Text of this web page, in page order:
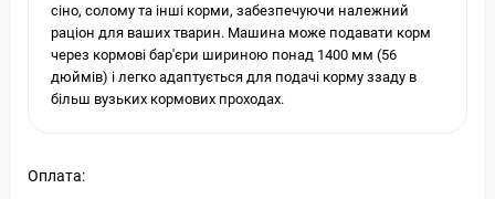
сіно, солому та інші корми, забезпечуючи належний
раціон для ваших тварин. Машина може подавати корм
через кормові бар'єри шириною понад 1400 мм (56
дюймів) і легко адаптується для подачі корму ззаду в
більш вузьких кормових проходах.
Оплата: